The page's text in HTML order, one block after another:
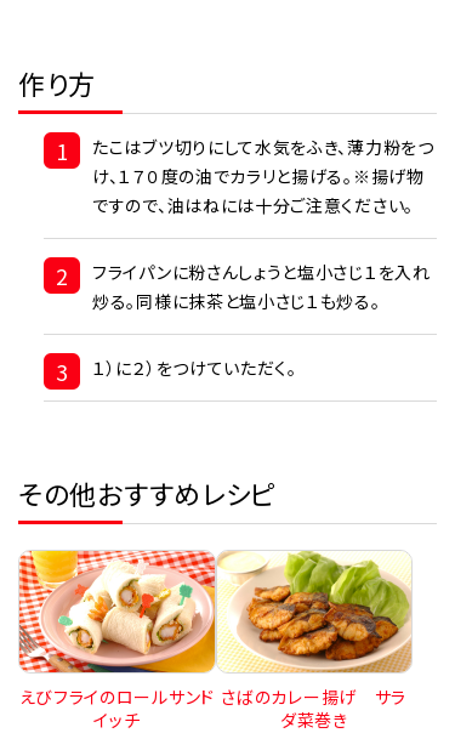
作り方
1
たこはブツ切りにして水気をふき、薄力粉をつ
け、１７０度の油でカラリと揚げる。※揚げ物
ですので、油はねには十分ご注意ください。
2
フライパンに粉さんしょうと塩小さじ１を入れ
炒る。同様に抹茶と塩小さじ１も炒る。
3 １）に２）をつけていただく。
その他おすすめレシピ
えびフライのロールサンド
イッチ
さばのカレー揚げ サラ
ダ菜巻き